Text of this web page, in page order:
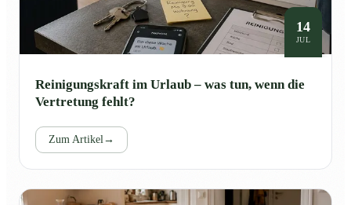
14
JUL
Reinigungskraft im Urlaub – was tun, wenn die
Vertretung fehlt?
Zum Artikel →